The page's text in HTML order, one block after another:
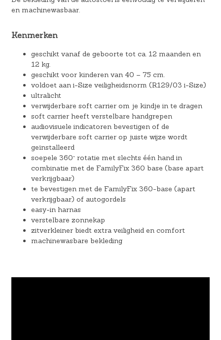
en machinewasbaar.
Kenmerken
geschikt vanaf de geboorte tot ca. 12 maanden en
12 kg.
geschikt voor kinderen van 40 – 75 cm.
voldoet aan i-Size veiligheidsnorm (R129/03 i-Size)
ultralicht
verwijderbare soft carrier om je kindje in te dragen
soft carrier heeft verstelbare handgrepen
audiovisuele indicatoren bevestigen of de
verwijderbare soft carrier op juiste wijze wordt
geïnstalleerd
soepele 360° rotatie met slechts één hand in
combinatie met de FamilyFix 360 base (base apart
verkrijgbaar)
te bevestigen met de FamilyFix 360-base (apart
verkrijgbaar) of autogordels
easy-in harnas
verstelbare zonnekap
zitverkleiner biedt extra veiligheid en comfort
machinewasbare bekleding